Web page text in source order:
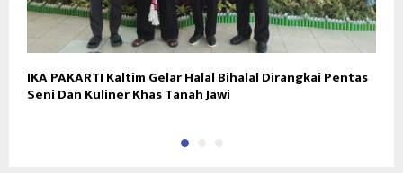
IKA PAKARTI Kaltim Gelar Halal Bihalal Dirangkai Pentas
Seni Dan Kuliner Khas Tanah Jawi